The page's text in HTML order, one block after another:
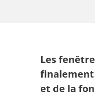
Les
finalement
et de la